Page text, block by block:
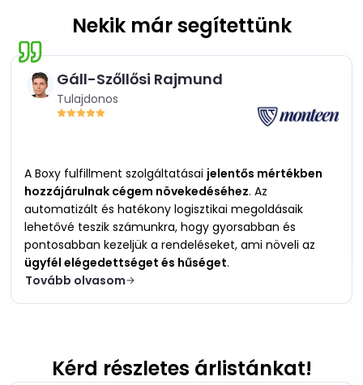
Nekik már segítettünk
Gáll-Szőllősi Rajmund
Tulajdonos
A Boxy fulfillment szolgáltatásai jelentős mértékben
hozzájárulnak cégem növekedéséhez. Az
automatizált és hatékony logisztikai megoldásaik
lehetővé teszik számunkra, hogy gyorsabban és
pontosabban kezeljük a rendeléseket, ami növeli az
ügyfél elégedettséget és hűséget.
Tovább olvasom
Kérd részletes árlistánkat!